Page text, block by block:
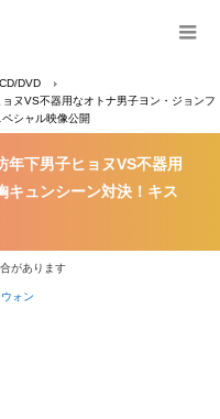
DVD
ヌVS不器用なオトナ男子ヨン・ジョンフ
シャル映像公開
年下男子ヒョヌVS不器用
キュンシーン対決！キス
があります
ウォン